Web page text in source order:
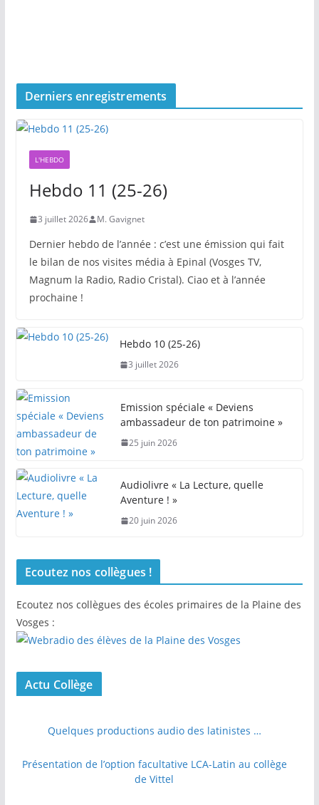
Derniers enregistrements
L'HEBDO
Hebdo 11 (25-26)
3 juillet 2026 M. Gavignet
Dernier hebdo de l’année : c’est une émission qui fait
le bilan de nos visites média à Epinal (Vosges TV,
Magnum la Radio, Radio Cristal). Ciao et à l’année
prochaine !
Hebdo 10 (25-26)
3 juillet 2026
Emission spéciale « Deviens
ambassadeur de ton patrimoine »
25 juin 2026
Audiolivre « La Lecture, quelle
Aventure ! »
20 juin 2026
Ecoutez nos collègues !
Ecoutez nos collègues des écoles primaires de la Plaine des
Vosges :
Actu Collège
Quelques productions audio des latinistes …
Présentation de l’option facultative LCA-Latin au collège
de Vittel